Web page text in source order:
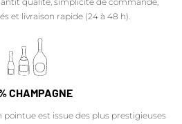
et livraison rapide (24 à 48 h).
CHAMPAGNE
pointue est issue des plus prestigieuses